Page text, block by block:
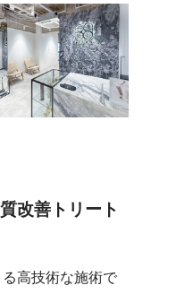
改善トリート
高技術な施術で